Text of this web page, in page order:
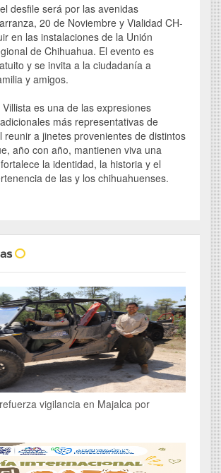
desfile será por las avenidas
20 de Noviembre y Vialidad CH-
en las instalaciones de la Unión
de Chihuahua. El evento es
y se invita a la ciudadanía a
y amigos.
es una de las expresiones
más representativas de
reunir a jinetes provenientes de distintos
año con año, mantienen viva una
la identidad, la historia y el
de las y los chihuahuenses.
vigilancia en Majalca por